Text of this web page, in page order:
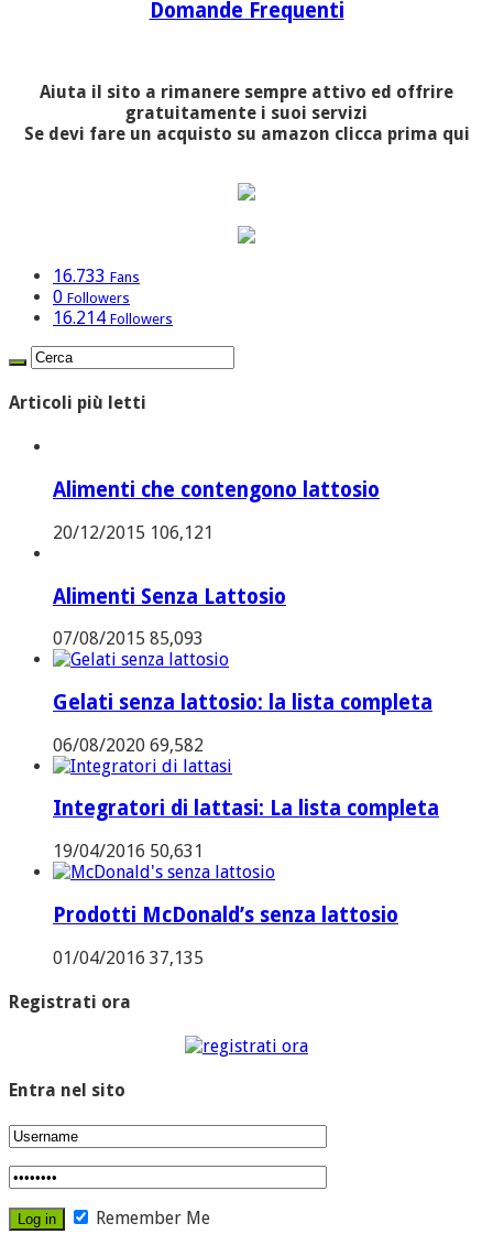
Domande Frequenti
Aiuta il sito a rimanere sempre attivo ed offrire
gratuitamente i suoi servizi
Se devi fare un acquisto su amazon clicca prima qui
16.733 Fans
0 Followers
16.214 Followers
Articoli più letti
Alimenti che contengono lattosio
20/12/2015 106,121
Alimenti Senza Lattosio
07/08/2015 85,093
Gelati senza lattosio: la lista completa
06/08/2020 69,582
Integratori di lattasi: La lista completa
19/04/2016 50,631
Prodotti McDonald’s senza lattosio
01/04/2016 37,135
Registrati ora
Entra nel sito
Remember Me